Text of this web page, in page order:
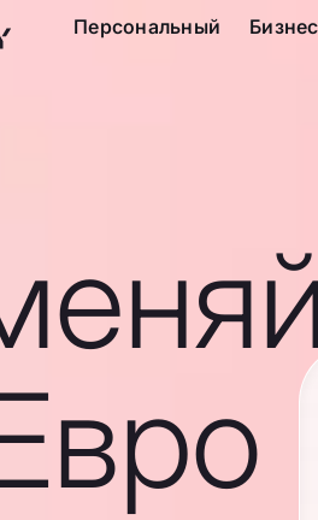
Персональный Бизнес